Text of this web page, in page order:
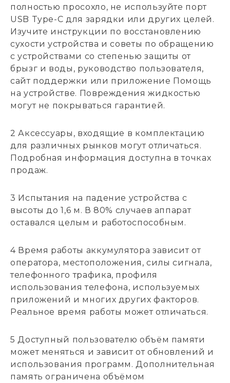
полностью просохло, не используйте порт
USB Type-C для зарядки или других целей.
Изучите инструкции по восстановлению
сухости устройства и советы по обращению
с устройствами со степенью защиты от
брызг и воды, руководство пользователя,
сайт поддержки или приложение Помощь
на устройстве. Повреждения жидкостью
могут не покрываться гарантией.
2 Аксессуары, входящие в комплектацию
для различных рынков могут отличаться.
Подробная информация доступна в точках
продаж.
3 Испытания на падение устройства с
высоты до 1,6 м. В 80% случаев аппарат
оставался целым и работоспособным.
4 Время работы аккумулятора зависит от
оператора, местоположения, силы сигнала,
телефонного трафика, профиля
использования телефона, используемых
приложений и многих других факторов.
Реальное время работы может отличаться.
5 Доступный пользователю объём памяти
может меняться и зависит от обновлений и
использования программ. Дополнительная
память ограничена объёмом